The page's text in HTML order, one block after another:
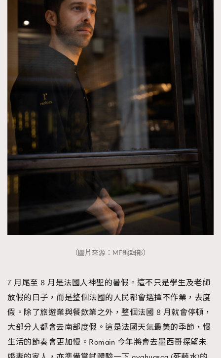
（圖片來源：MF編輯部）
7 月尾至 8 月是法國人神聖的暑假。這不只是學生及老師
放假的日子，而是整個法國的人民都會選擇不作業，去度
假。除了旅遊業與餐飲業之外，整個法國 8 月就會停頓，
大部分人都會去南部度假。這是法國天氣最美的季節，慢
生活的節奏會更加慢。Romain 今年將會去墨西哥探望未